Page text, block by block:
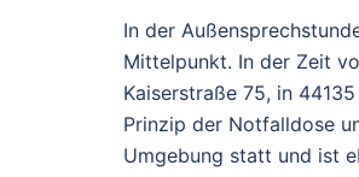
In der
Mittelpunkt. In der Zeit
Kaiserstraße 75, in
Prinzip der Notfalldose
Umgebung statt und ist